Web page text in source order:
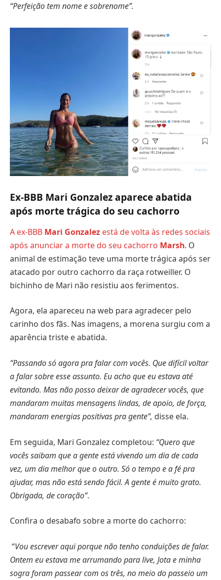
“Perfeição tem nome e sobrenome”.
Ex-BBB Mari Gonzalez aparece abatida
após morte trágica do seu cachorro
A ex-BBB Mari Gonzalez está de volta às redes sociais
após anunciar a morte do seu cachorro Marsh. O
animal de estimação teve uma morte trágica após ser
atacado por outro cachorro da raça rotweiller. O
bichinho de Mari não resistiu aos ferimentos.
Agora, ela apareceu na web para agradecer pelo
carinho dos fãs. Nas imagens, a morena surgiu com a
aparência triste e abatida.
“Passando só agora pra falar com vocês. Que difícil voltar
a falar sobre esse assunto. Eu acho que eu estava até
evitando. Mas não posso deixar de agradecer vocês, que
mandaram muitas mensagens lindas, de apoio, de força,
mandaram energias positivas pra gente”, disse ela.
Em seguida, Mari Gonzalez completou: “Quero que
vocês saibam que a gente está vivendo um dia de cada
vez, um dia melhor que o outro. Só o tempo e a fé pra
ajudar, mas não está sendo fácil. A gente é muito grato.
Obrigada, de coração”.
Confira o desabafo sobre a morte do cachorro:
“Vou escrever aqui porque não tenho conduições de falar.
Ontem eu estava me arrumando para live, Jota e minha
sogra foram passear com os três, no meio do passeio um